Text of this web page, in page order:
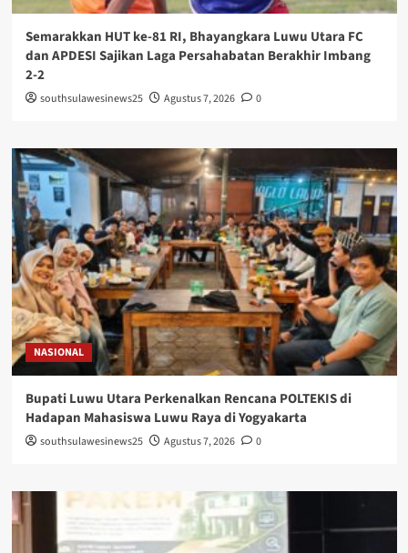
Semarakkan HUT ke-81 RI, Bhayangkara Luwu Utara FC
dan APDESI Sajikan Laga Persahabatan Berakhir Imbang
2-2
southsulawesinews25 Agustus 7, 2026 0
NASIONAL
Bupati Luwu Utara Perkenalkan Rencana POLTEKIS di
Hadapan Mahasiswa Luwu Raya di Yogyakarta
southsulawesinews25 Agustus 7, 2026 0